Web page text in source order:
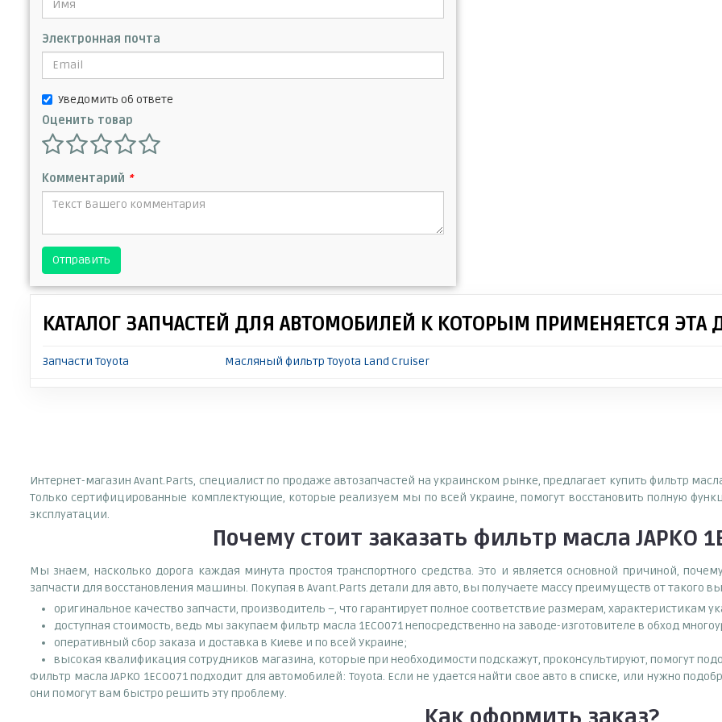
Электронная почта
Уведомить об ответе
Оценить товар
Комментарий *
Отправить
КАТАЛОГ ЗАПЧАСТЕЙ ДЛЯ АВТОМОБИЛЕЙ К КОТОРЫМ ПРИМЕНЯЕТСЯ ЭТА
Запчасти Toyota Масляный фильтр Toyota Land Cruiser
Интернет-магазин Avant.Parts, специалист по продаже автозапчастей на украинском рынке, предлагает купить фильтр
Только сертифицированные комплектующие, которые реализуем мы по всей Украине, помогут восстановить полную
эксплуатации.
Почему стоит заказать фильтр масла JAPKO
Мы знаем, насколько дорога каждая минута простоя транспортного средства. Это и является основной причиной,
запчасти для восстановления машины. Покупая в Avant.Parts детали для авто, вы получаете массу преимуществ от такого
оригинальное качество запчасти, производитель –, что гарантирует полное соответствие размерам, характеристикам
доступная стоимость, ведь мы закупаем фильтр масла 1ECO071 непосредственно на заводе-изготовителе в обход
оперативный сбор заказа и доставка в Киеве и по всей Украине;
высокая квалификация сотрудников магазина, которые при необходимости подскажут, проконсультируют, помогут
Фильтр масла JAPKO 1ECO071 подходит для автомобилей: Toyota. Если не удается найти свое авто в списке, или нужно
они помогут вам быстро решить эту проблему.